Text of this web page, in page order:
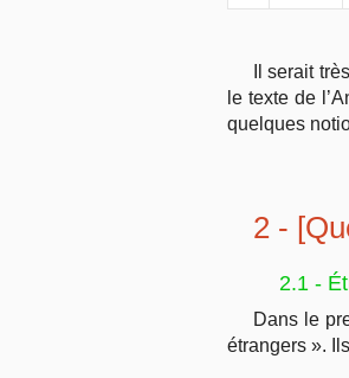
Il serait
le texte de
quelques
2 -
2.1 -
Dans le
étrangers ».